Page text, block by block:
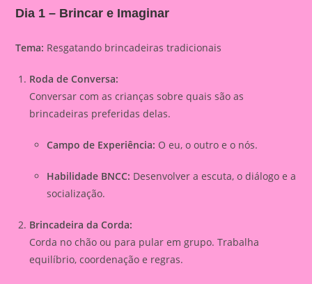
Dia 1 – Brincar e Imaginar
Tema: Resgatando brincadeiras tradicionais
Roda de Conversa:
Conversar com as crianças sobre quais são as
brincadeiras preferidas delas.
Campo de Experiência: O eu, o outro e o nós.
Habilidade BNCC: Desenvolver a escuta, o diálogo e a
socialização.
Brincadeira da Corda:
Corda no chão ou para pular em grupo. Trabalha
equilíbrio, coordenação e regras.